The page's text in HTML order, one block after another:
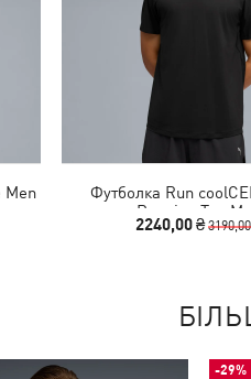
Men
Футболка Run
Running Tee Men
2240,00 ₴
-29%